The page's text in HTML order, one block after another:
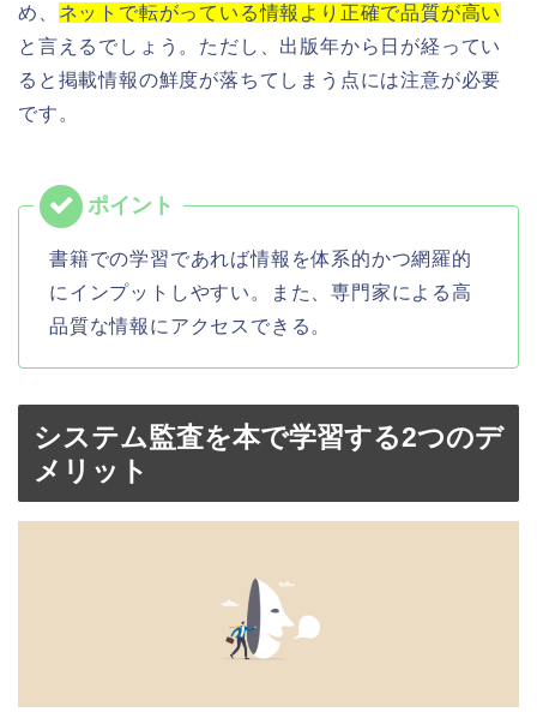
め、 ネットで転がっている情報より正確で品質が高い
と言えるでしょう。ただし、出版年から日が経ってい
ると掲載情報の鮮度が落ちてしまう点には注意が必要
です。
書籍での学習であれば情報を体系的かつ網羅的
にインプットしやすい。また、専門家による高
品質な情報にアクセスできる。
システム監査を本で学習する2つのデ
メリット